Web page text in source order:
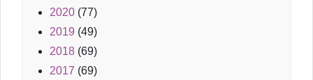
2020 (77)
2019 (49)
2018 (69)
2017 (69)